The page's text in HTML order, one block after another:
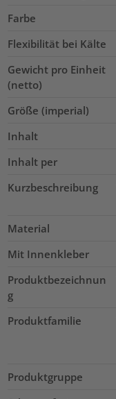
Farbe
Flexibilität bei Kälte
Gewicht pro Einheit
(netto)
Größe (imperial)
Inhalt
Inhalt per
Kurzbeschreibung
Material
Mit Innenkleber
Produktbezeichnun
g
Produktfamilie
Produktgruppe